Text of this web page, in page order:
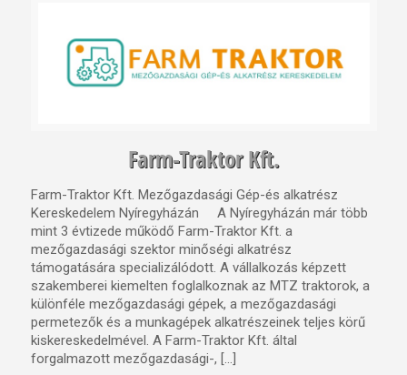
Farm-Traktor Kft.
Farm-Traktor Kft. Mezőgazdasági Gép-és alkatrész
Kereskedelem Nyíregyházán A Nyíregyházán már több
mint 3 évtizede működő Farm-Traktor Kft. a
mezőgazdasági szektor minőségi alkatrész
támogatására specializálódott. A vállalkozás képzett
szakemberei kiemelten foglalkoznak az MTZ traktorok, a
különféle mezőgazdasági gépek, a mezőgazdasági
permetezők és a munkagépek alkatrészeinek teljes körű
kiskereskedelmével. A Farm-Traktor Kft. által
forgalmazott mezőgazdasági-, […]